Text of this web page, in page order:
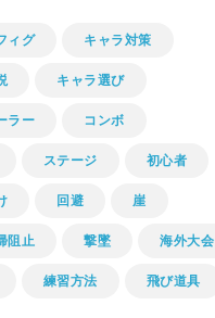
ィグ キャラ対策
キャラ選び
ラー コンボ
ステージ 初心者
回避 崖
阻止 撃墜 海外大会
練習方法 飛び道具